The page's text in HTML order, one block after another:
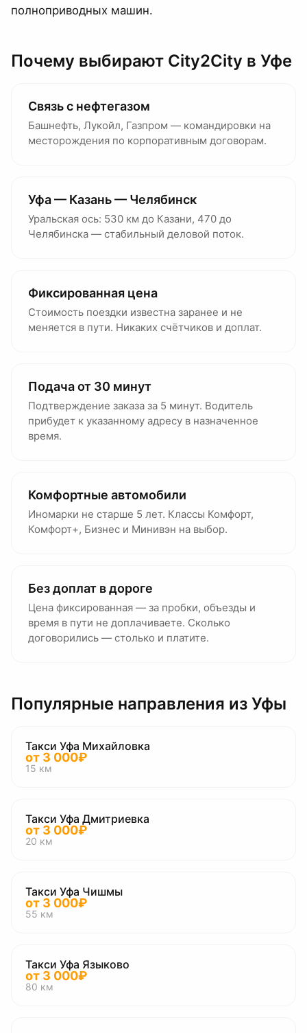
полноприводных машин.
Почему выбирают City2City в Уфе
Связь с нефтегазом
Башнефть, Лукойл, Газпром — командировки на
месторождения по корпоративным договорам.
Уфа — Казань — Челябинск
Уральская ось: 530 км до Казани, 470 до
Челябинска — стабильный деловой поток.
Фиксированная цена
Стоимость поездки известна заранее и не
меняется в пути. Никаких счётчиков и доплат.
Подача от 30 минут
Подтверждение заказа за 5 минут. Водитель
прибудет к указанному адресу в назначенное
время.
Комфортные автомобили
Иномарки не старше 5 лет. Классы Комфорт,
Комфорт+, Бизнес и Минивэн на выбор.
Без доплат в дороге
Цена фиксированная — за пробки, объезды и
время в пути не доплачиваете. Сколько
договорились — столько и платите.
Популярные направления из Уфы
Такси Уфа Михайловка
от 3 000₽
15 км
Такси Уфа Дмитриевка
от 3 000₽
20 км
Такси Уфа Чишмы
от 3 000₽
55 км
Такси Уфа Языково
от 3 000₽
80 км